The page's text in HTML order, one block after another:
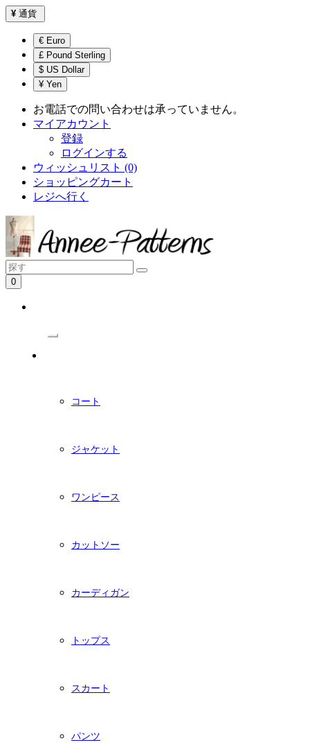
¥ 通貨
€ Euro
£ Pound Sterling
$ US Dollar
¥ Yen
お電話での問い合わせは承っていません。
マイアカウント
登録
ログインする
ウィッシュリスト (0)
ショッピングカート
レジへ行く
0
コート
ジャケット
ワンピース
カットソー
カーディガン
トップス
スカート
パンツ